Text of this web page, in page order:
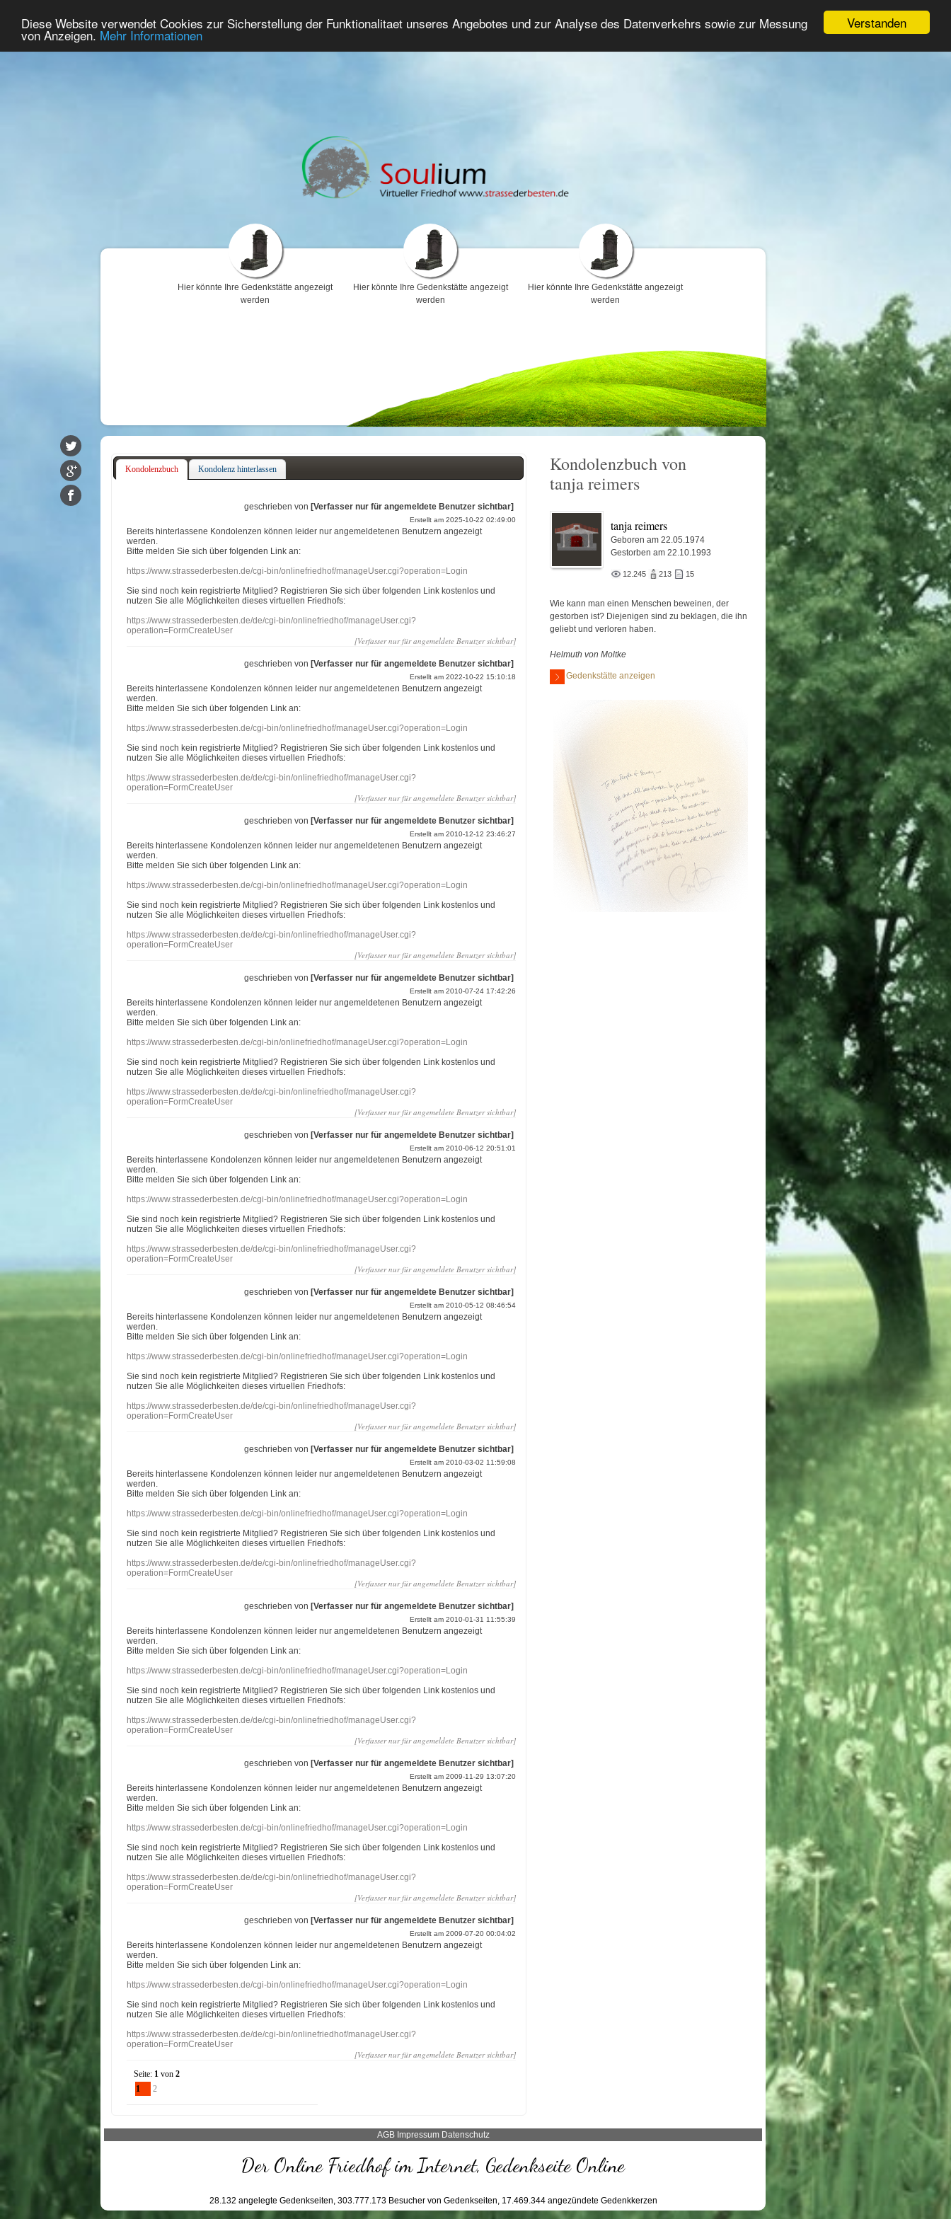
Verstanden
Diese Website verwendet Cookies zur Sicherstellung der Funktionalitaet unseres Angebotes und zur Analyse des Datenverkehrs sowie zur Messung
von Anzeigen. Mehr Informationen
Home Premium Gedenken Trauerforum Erweiterte Suche Anmelden
Hier könnte Ihre Gedenkstätte angezeigt
werden
Hier könnte Ihre Gedenkstätte angezeigt
werden
Hier könnte Ihre Gedenkstätte angezeigt
werden
Kondolenzbuch Kondolenz hinterlassen
geschrieben von [Verfasser nur für angemeldete Benutzer sichtbar]
Erstellt am 2025-10-22 02:49:00
Bereits hinterlassene Kondolenzen können leider nur angemeldetenen Benutzern angezeigt
werden.
Bitte melden Sie sich über folgenden Link an:
https://www.strassederbesten.de/cgi-bin/onlinefriedhof/manageUser.cgi?operation=Login
Sie sind noch kein registrierte Mitglied? Registrieren Sie sich über folgenden Link kostenlos und
nutzen Sie alle Möglichkeiten dieses virtuellen Friedhofs:
https://www.strassederbesten.de/de/cgi-bin/onlinefriedhof/manageUser.cgi?
operation=FormCreateUser
[Verfasser nur für angemeldete Benutzer sichtbar]
geschrieben von [Verfasser nur für angemeldete Benutzer sichtbar]
Erstellt am 2022-10-22 15:10:18
Bereits hinterlassene Kondolenzen können leider nur angemeldetenen Benutzern angezeigt
werden.
Bitte melden Sie sich über folgenden Link an:
https://www.strassederbesten.de/cgi-bin/onlinefriedhof/manageUser.cgi?operation=Login
Sie sind noch kein registrierte Mitglied? Registrieren Sie sich über folgenden Link kostenlos und
nutzen Sie alle Möglichkeiten dieses virtuellen Friedhofs:
https://www.strassederbesten.de/de/cgi-bin/onlinefriedhof/manageUser.cgi?
operation=FormCreateUser
[Verfasser nur für angemeldete Benutzer sichtbar]
geschrieben von [Verfasser nur für angemeldete Benutzer sichtbar]
Erstellt am 2010-12-12 23:46:27
Bereits hinterlassene Kondolenzen können leider nur angemeldetenen Benutzern angezeigt
werden.
Bitte melden Sie sich über folgenden Link an:
https://www.strassederbesten.de/cgi-bin/onlinefriedhof/manageUser.cgi?operation=Login
Sie sind noch kein registrierte Mitglied? Registrieren Sie sich über folgenden Link kostenlos und
nutzen Sie alle Möglichkeiten dieses virtuellen Friedhofs:
https://www.strassederbesten.de/de/cgi-bin/onlinefriedhof/manageUser.cgi?
operation=FormCreateUser
[Verfasser nur für angemeldete Benutzer sichtbar]
geschrieben von [Verfasser nur für angemeldete Benutzer sichtbar]
Erstellt am 2010-07-24 17:42:26
Bereits hinterlassene Kondolenzen können leider nur angemeldetenen Benutzern angezeigt
werden.
Bitte melden Sie sich über folgenden Link an:
https://www.strassederbesten.de/cgi-bin/onlinefriedhof/manageUser.cgi?operation=Login
Sie sind noch kein registrierte Mitglied? Registrieren Sie sich über folgenden Link kostenlos und
nutzen Sie alle Möglichkeiten dieses virtuellen Friedhofs:
https://www.strassederbesten.de/de/cgi-bin/onlinefriedhof/manageUser.cgi?
operation=FormCreateUser
[Verfasser nur für angemeldete Benutzer sichtbar]
geschrieben von [Verfasser nur für angemeldete Benutzer sichtbar]
Erstellt am 2010-06-12 20:51:01
Bereits hinterlassene Kondolenzen können leider nur angemeldetenen Benutzern angezeigt
werden.
Bitte melden Sie sich über folgenden Link an:
https://www.strassederbesten.de/cgi-bin/onlinefriedhof/manageUser.cgi?operation=Login
Sie sind noch kein registrierte Mitglied? Registrieren Sie sich über folgenden Link kostenlos und
nutzen Sie alle Möglichkeiten dieses virtuellen Friedhofs:
https://www.strassederbesten.de/de/cgi-bin/onlinefriedhof/manageUser.cgi?
operation=FormCreateUser
[Verfasser nur für angemeldete Benutzer sichtbar]
geschrieben von [Verfasser nur für angemeldete Benutzer sichtbar]
Erstellt am 2010-05-12 08:46:54
Bereits hinterlassene Kondolenzen können leider nur angemeldetenen Benutzern angezeigt
werden.
Bitte melden Sie sich über folgenden Link an:
https://www.strassederbesten.de/cgi-bin/onlinefriedhof/manageUser.cgi?operation=Login
Sie sind noch kein registrierte Mitglied? Registrieren Sie sich über folgenden Link kostenlos und
nutzen Sie alle Möglichkeiten dieses virtuellen Friedhofs:
https://www.strassederbesten.de/de/cgi-bin/onlinefriedhof/manageUser.cgi?
operation=FormCreateUser
[Verfasser nur für angemeldete Benutzer sichtbar]
geschrieben von [Verfasser nur für angemeldete Benutzer sichtbar]
Erstellt am 2010-03-02 11:59:08
Bereits hinterlassene Kondolenzen können leider nur angemeldetenen Benutzern angezeigt
werden.
Bitte melden Sie sich über folgenden Link an:
https://www.strassederbesten.de/cgi-bin/onlinefriedhof/manageUser.cgi?operation=Login
Sie sind noch kein registrierte Mitglied? Registrieren Sie sich über folgenden Link kostenlos und
nutzen Sie alle Möglichkeiten dieses virtuellen Friedhofs:
https://www.strassederbesten.de/de/cgi-bin/onlinefriedhof/manageUser.cgi?
operation=FormCreateUser
[Verfasser nur für angemeldete Benutzer sichtbar]
geschrieben von [Verfasser nur für angemeldete Benutzer sichtbar]
Erstellt am 2010-01-31 11:55:39
Bereits hinterlassene Kondolenzen können leider nur angemeldetenen Benutzern angezeigt
werden.
Bitte melden Sie sich über folgenden Link an:
https://www.strassederbesten.de/cgi-bin/onlinefriedhof/manageUser.cgi?operation=Login
Sie sind noch kein registrierte Mitglied? Registrieren Sie sich über folgenden Link kostenlos und
nutzen Sie alle Möglichkeiten dieses virtuellen Friedhofs:
https://www.strassederbesten.de/de/cgi-bin/onlinefriedhof/manageUser.cgi?
operation=FormCreateUser
[Verfasser nur für angemeldete Benutzer sichtbar]
geschrieben von [Verfasser nur für angemeldete Benutzer sichtbar]
Erstellt am 2009-11-29 13:07:20
Bereits hinterlassene Kondolenzen können leider nur angemeldetenen Benutzern angezeigt
werden.
Bitte melden Sie sich über folgenden Link an:
https://www.strassederbesten.de/cgi-bin/onlinefriedhof/manageUser.cgi?operation=Login
Sie sind noch kein registrierte Mitglied? Registrieren Sie sich über folgenden Link kostenlos und
nutzen Sie alle Möglichkeiten dieses virtuellen Friedhofs:
https://www.strassederbesten.de/de/cgi-bin/onlinefriedhof/manageUser.cgi?
operation=FormCreateUser
[Verfasser nur für angemeldete Benutzer sichtbar]
geschrieben von [Verfasser nur für angemeldete Benutzer sichtbar]
Erstellt am 2009-07-20 00:04:02
Bereits hinterlassene Kondolenzen können leider nur angemeldetenen Benutzern angezeigt
werden.
Bitte melden Sie sich über folgenden Link an:
https://www.strassederbesten.de/cgi-bin/onlinefriedhof/manageUser.cgi?operation=Login
Sie sind noch kein registrierte Mitglied? Registrieren Sie sich über folgenden Link kostenlos und
nutzen Sie alle Möglichkeiten dieses virtuellen Friedhofs:
https://www.strassederbesten.de/de/cgi-bin/onlinefriedhof/manageUser.cgi?
operation=FormCreateUser
[Verfasser nur für angemeldete Benutzer sichtbar]
Seite: 1 von2
1
2
Kondolenzbuch von
tanja reimers
tanja reimers
Geboren am 22.05.1974
Gestorben am 22.10.1993
12.245 213 15
Wie kann man einen Menschen beweinen, der
gestorben ist? Diejenigen sind zu beklagen, die ihn
geliebt und verloren haben.
Helmuth von Moltke
Gedenkstätte anzeigen
AGB Impressum Datenschutz
Der Online Friedhof im Internet, Gedenkseite Online
28.132 angelegte Gedenkseiten, 303.777.173Besucher von Gedenkseiten, 17.469.344angezündete Gedenkkerzen